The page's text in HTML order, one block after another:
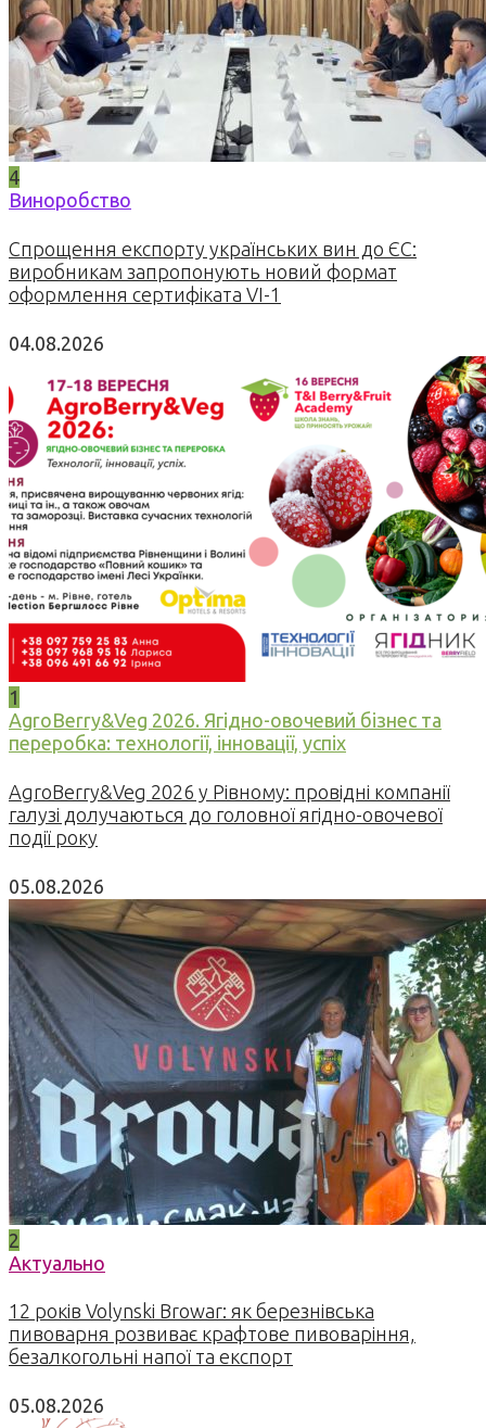
4
Виноробство
Спрощення експорту українських вин до ЄС:
виробникам запропонують новий формат
оформлення сертифіката VI-1
04.08.2026
1
AgroBerry&Veg 2026. Ягідно-овочевий бізнес та
переробка: технології, інновації, успіх
AgroBerry&Veg 2026 у Рівному: провідні компанії
галузі долучаються до головної ягідно-овочевої
події року
05.08.2026
2
Актуально
12 років Volynski Browar: як березнівська
пивоварня розвиває крафтове пивоваріння,
безалкогольні напої та експорт
05.08.2026